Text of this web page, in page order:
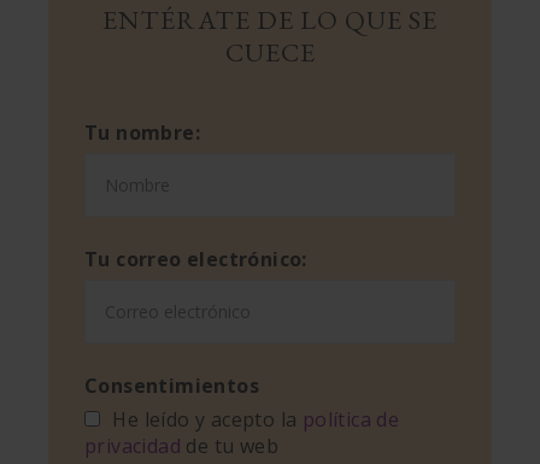
ENTÉRATE DE LO QUE SE
CUECE
Tu nombre:
Tu correo electrónico:
Consentimientos
He leído y acepto la política de
privacidad de tu web